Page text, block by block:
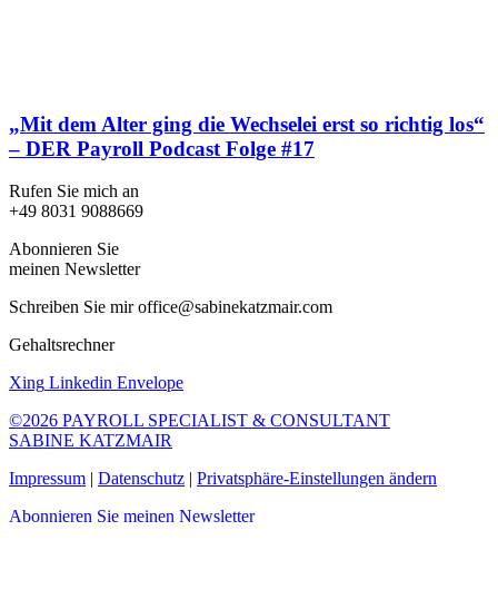
„Mit dem Alter ging die Wechselei erst so richtig los“
– DER Payroll Podcast Folge #17
Rufen Sie mich an
+49 8031 9088669
Abonnieren Sie
meinen Newsletter
Schreiben Sie mir office@sabinekatzmair.com
Gehaltsrechner
Xing Linkedin Envelope
©2026 PAYROLL SPECIALIST & CONSULTANT
SABINE KATZMAIR
Impressum | Datenschutz | Privatsphäre-Einstellungen ändern
Abonnieren Sie meinen Newsletter